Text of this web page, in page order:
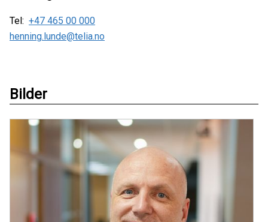
Tel: +47 465 00 000
henning.lunde@telia.no
Bilder